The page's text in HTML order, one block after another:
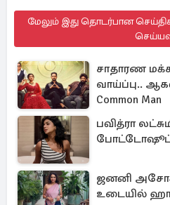
மேலும் இது தொடர்பான
சாதாரண
வாய்ப்பு..
Common Man
பவித்ரா
ஜனனி
உடையில்